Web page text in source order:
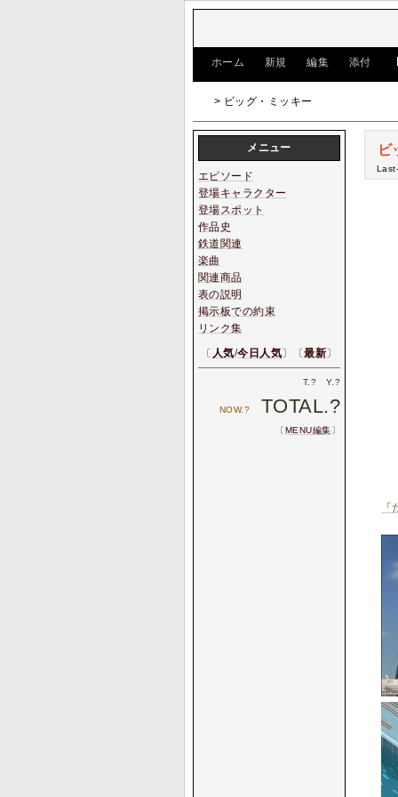
ホーム 新規 編集 添付
> ビッグ・ミッキー
ビ
メニュー
エピソード
登場キャラクター
登場スポット
作品史
鉄道関連
楽曲
関連商品
表の説明
掲示板での約束
リンク集
〔 人気/今日人気〕〔最新〕
T. ? Y. ?
NOW.? TOTAL.?
〔MENU編集〕